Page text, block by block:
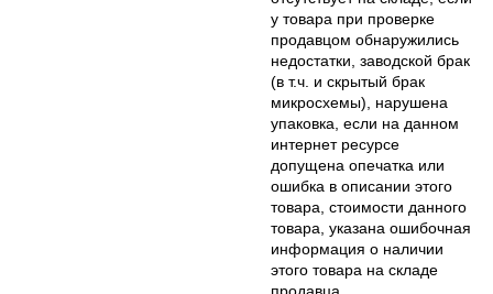
у товара при проверке
продавцом обнаружились
недостатки, заводской брак
(в т.ч. и скрытый брак
микросхемы), нарушена
упаковка, если на данном
интернет ресурсе
допущена опечатка или
ошибка в описании этого
товара, стоимости данного
товара, указана ошибочная
информация о наличии
этого товара на складе